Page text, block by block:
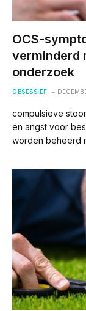
OCS-
verminderd
onderzoek
OBSESSIEF
compulsieve
en angst voor
worden beheerd